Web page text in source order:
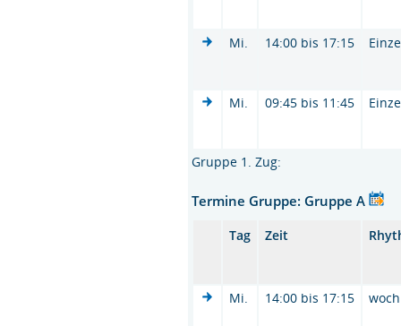
Mi. 14:00 bis 17:15
Mi. 09:45 bis 11:45
Gruppe 1. Zug:
Termine Gruppe: Gruppe A
Tag Zeit
Mi. 14:00 bis 17:15 woch